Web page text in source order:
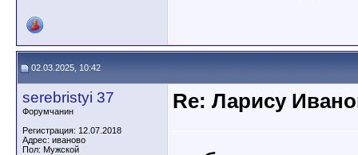
02.03.2025, 10:42
serebristyi 37
Форумчанин
Регистрация: 12.07.2018
Адрес: иваново
Пол: Мужской
Re: Ларису